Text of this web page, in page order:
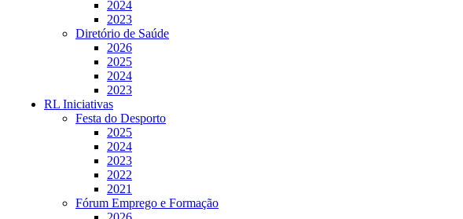
2024
2023
Diretório de Saúde
2026
2025
2024
2023
RL Iniciativas
Festa do Desporto
2025
2024
2023
2022
2021
Fórum Emprego e Formação